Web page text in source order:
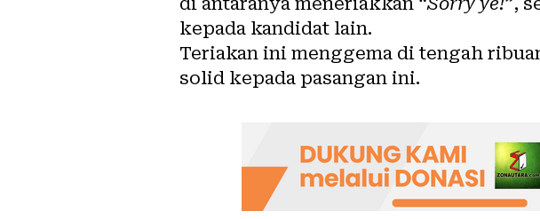
kepada kandidat lain.
Teriakan ini menggema di tengah
solid kepada pasangan ini.